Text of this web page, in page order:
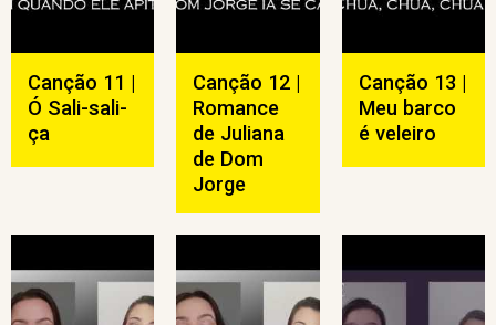
Canção 11 |
Ó Sali-sali-
ça
Canção 12 |
Romance
de Juliana
de Dom
Jorge
Canção 13 |
Meu barco
é veleiro